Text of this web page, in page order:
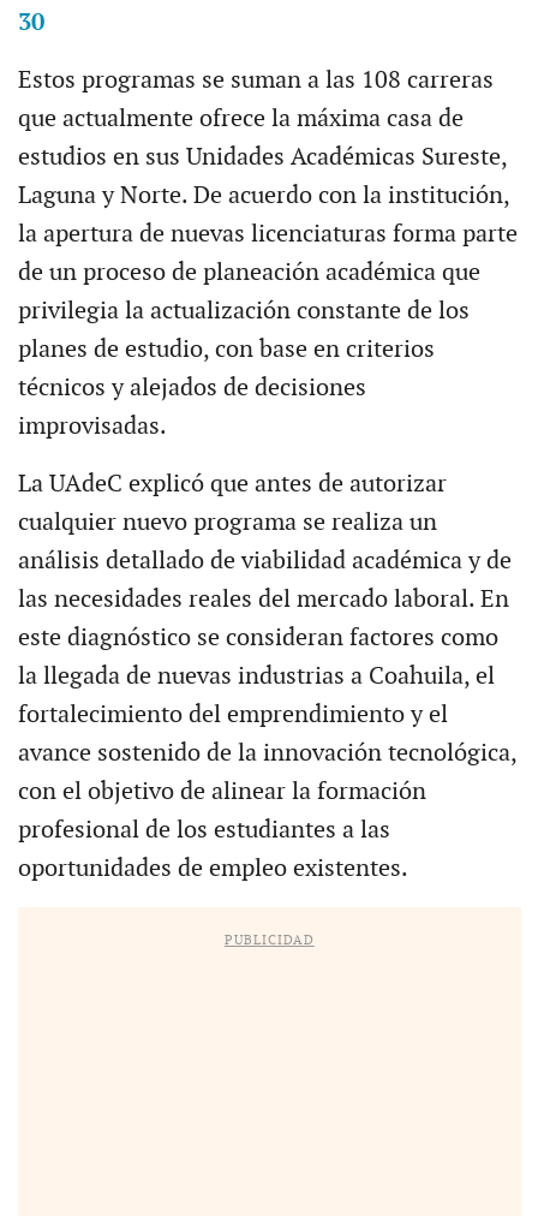
30
Estos programas se suman a las 108 carreras
que actualmente ofrece la máxima casa de
estudios en sus Unidades Académicas Sureste,
Laguna y Norte. De acuerdo con la institución,
la apertura de nuevas licenciaturas forma parte
de un proceso de planeación académica que
privilegia la actualización constante de los
planes de estudio, con base en criterios
técnicos y alejados de decisiones
improvisadas.
La UAdeC explicó que antes de autorizar
cualquier nuevo programa se realiza un
análisis detallado de viabilidad académica y de
las necesidades reales del mercado laboral. En
este diagnóstico se consideran factores como
la llegada de nuevas industrias a Coahuila, el
fortalecimiento del emprendimiento y el
avance sostenido de la innovación tecnológica,
con el objetivo de alinear la formación
profesional de los estudiantes a las
oportunidades de empleo existentes.
PUBLICIDAD